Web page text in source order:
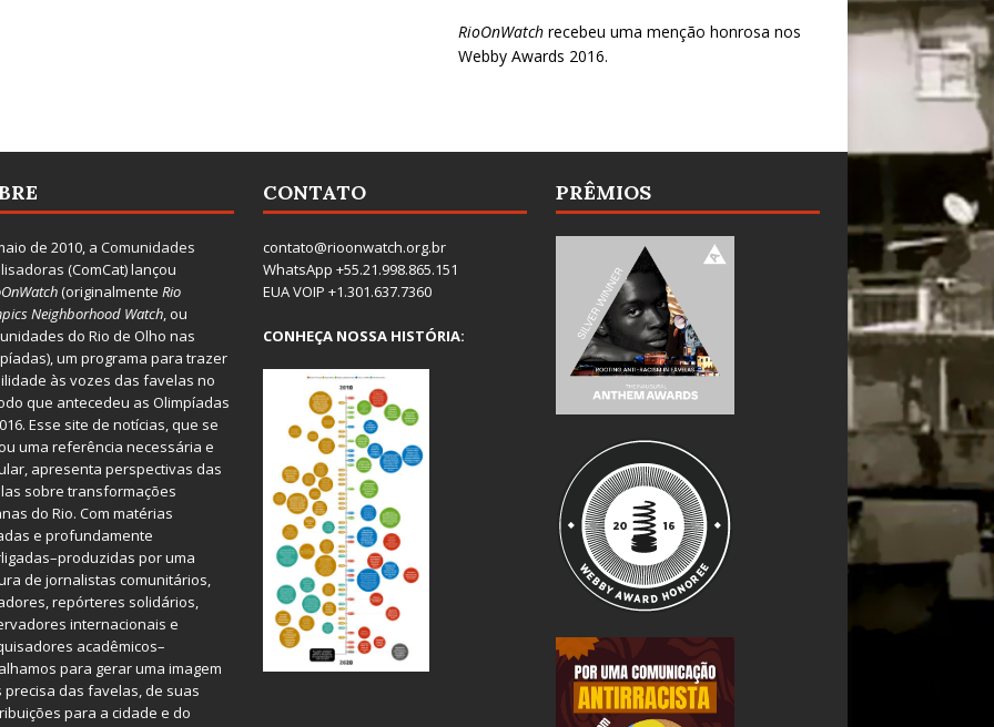
RioOnWatchrecebeu uma menção honrosa nos
Webby Awards 2016.
de 2010, a Comunidades
(ComCat) lançou
(originalmente Rio
Neighborhood Watch, ou
do Rio de Olho nas
um programa para trazer
às vozes das favelas no
que antecedeu as Olimpíadas
Esse site de notícias, que se
uma referência necessária e
apresenta perspectivas das
sobre transformações
do Rio. Com matérias
e profundamente
por uma
de jornalistas comunitários,
repórteres solidários,
internacionais e
acadêmicos–
para gerar uma imagem
precisa das favelas, de suas
para a cidade e do
CONTATO
contato@rioonwatch.org.br
WhatsApp +55.21.998.865.151
EUA VOIP +1.301.637.7360
CONHEÇA NOSSA HISTÓRIA:
PRÊMIOS